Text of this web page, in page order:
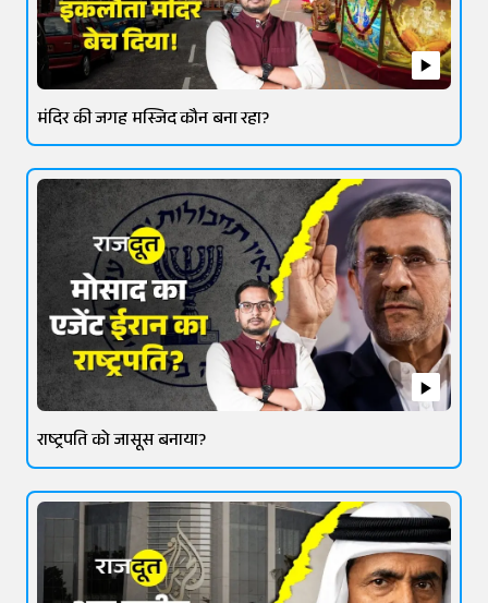
मंदिर की जगह मस्जिद कौन बना रहा?
राष्ट्रपति को जासूस बनाया?